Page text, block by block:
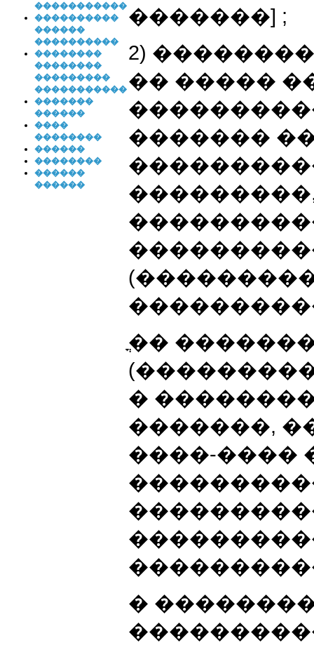
�����������
����������
������
����������
��������
��������
���������
�����������
�������
������
����
��������
������
��������
������
������
�������] ;
2)
�� �����
�������
�
�������,
����-����
�